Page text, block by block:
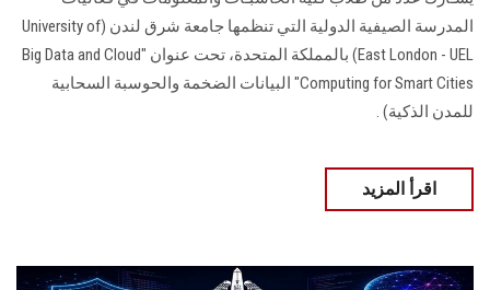
الزائـرون
سجل الان
المدرسة الصيفية الدولية التي تنظمها جامعة شرق لندن (University of
East London - UEL) بالمملكة المتحدة، تحت عنوان "Big Data and Cloud
Computing for Smart Cities" البيانات الضخمة والحوسبة السحابية
للمدن الذكية) .
اقرأ المزيد